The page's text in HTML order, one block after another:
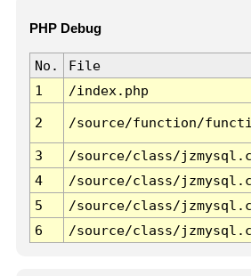
PHP Debug
No. File
1
/index.php
2 /source/function/
3 /source/class/
4
/source/class/
5
/source/class/
6
/source/class/